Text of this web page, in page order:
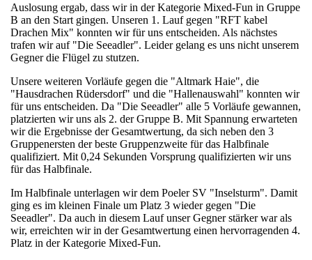
Auslosung ergab, dass wir in der Kategorie Mixed-Fun in Gruppe
B an den Start gingen. Unseren 1. Lauf gegen "RFT kabel
Drachen Mix" konnten wir für uns entscheiden. Als nächstes
trafen wir auf "Die Seeadler". Leider gelang es uns nicht unserem
Gegner die Flügel zu stutzen.
Unsere weiteren Vorläufe gegen die "Altmark Haie", die
"Hausdrachen Rüdersdorf" und die "Hallenauswahl" konnten wir
für uns entscheiden. Da "Die Seeadler" alle 5 Vorläufe gewannen,
platzierten wir uns als 2. der Gruppe B. Mit Spannung erwarteten
wir die Ergebnisse der Gesamtwertung, da sich neben den 3
Gruppenersten der beste Gruppenzweite für das Halbfinale
qualifiziert. Mit 0,24 Sekunden Vorsprung qualifizierten wir uns
für das Halbfinale.
Im Halbfinale unterlagen wir dem Poeler SV "Inselsturm". Damit
ging es im kleinen Finale um Platz 3 wieder gegen "Die
Seeadler". Da auch in diesem Lauf unser Gegner stärker war als
wir, erreichten wir in der Gesamtwertung einen hervorragenden 4.
Platz in der Kategorie Mixed-Fun.